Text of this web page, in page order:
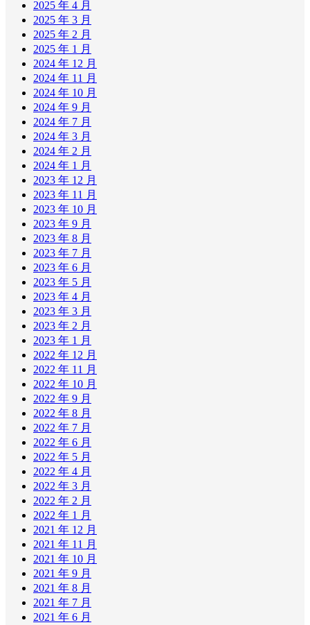
2025 年 4 月
2025 年 3 月
2025 年 2 月
2025 年 1 月
2024 年 12 月
2024 年 11 月
2024 年 10 月
2024 年 9 月
2024 年 7 月
2024 年 3 月
2024 年 2 月
2024 年 1 月
2023 年 12 月
2023 年 11 月
2023 年 10 月
2023 年 9 月
2023 年 8 月
2023 年 7 月
2023 年 6 月
2023 年 5 月
2023 年 4 月
2023 年 3 月
2023 年 2 月
2023 年 1 月
2022 年 12 月
2022 年 11 月
2022 年 10 月
2022 年 9 月
2022 年 8 月
2022 年 7 月
2022 年 6 月
2022 年 5 月
2022 年 4 月
2022 年 3 月
2022 年 2 月
2022 年 1 月
2021 年 12 月
2021 年 11 月
2021 年 10 月
2021 年 9 月
2021 年 8 月
2021 年 7 月
2021 年 6 月